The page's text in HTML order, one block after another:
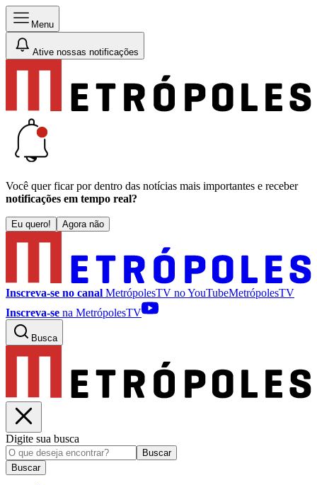
Menu
Ative nossas notificações
Você quer ficar por dentro das notícias mais importantes e receber
notificações em tempo real?
Eu quero! Agora não
Inscreva-se no canal MetrópolesTV noYouTubeMetrópolesTV
Inscreva-se na MetrópolesTV
Busca
Digite sua busca
Buscar
Buscar